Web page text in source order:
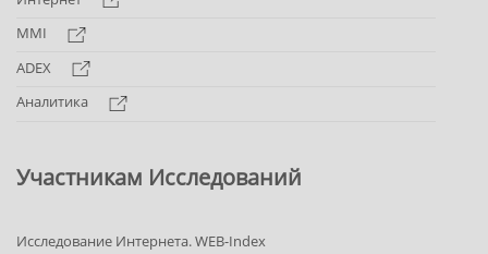
MMI
ADEX
Аналитика
Участникам Исследований
Исследование Интернета. WEB-Index